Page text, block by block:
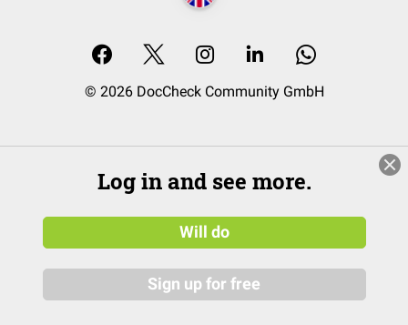
© 2026 DocCheck Community GmbH
Log in and see more.
Will do
Sign up for free